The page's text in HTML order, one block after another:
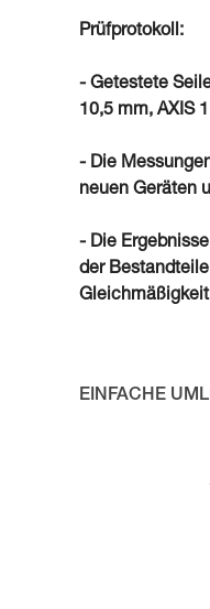
Prüfprotokoll:
- Getestete
10,5 mm, AXIS
- Die
neuen Geräten
- Die
der
EINFACHE